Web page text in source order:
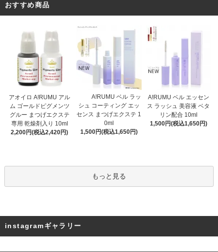
おすすめ商品
アオイロ A!RUMU アル
ム ゴールドピグメンツ
グルー まつげエクステ
専用 乾燥剤入り 10ml
2,200円(税込2,420円)
A!RUMU ベル ラッ
シュ コーティング エッ
センス まつげエクステ 1
0ml
1,500円(税込1,650円)
A!RUMU ベル エッセン
ス ラッシュ 美容液 ベタ
リン配合 10ml
1,500円(税込1,650円)
もっと見る
instagramギャラリー